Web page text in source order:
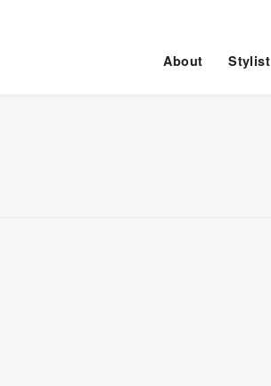
About Stylist